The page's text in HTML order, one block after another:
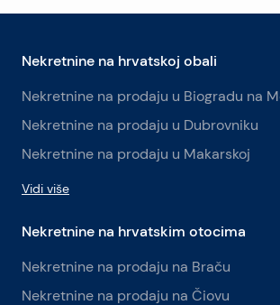
Nekretnine na hrvatskoj obali
Nekretnine na prodaju u Biogradu na
Nekretnine na prodaju u Dubrovniku
Nekretnine na prodaju u Makarskoj
Vidi više
Nekretnine na hrvatskim otocima
Nekretnine na prodaju na Braču
Nekretnine na prodaju na Čiovu